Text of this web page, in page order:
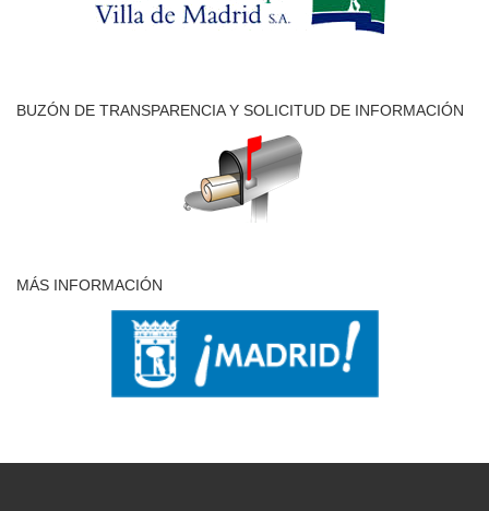
BUZÓN DE TRANSPARENCIA Y SOLICITUD DE INFORMACIÓN
MÁS INFORMACIÓN